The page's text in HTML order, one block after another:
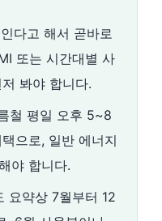
다고 해서 곧바로
또는 시간대별 사
봐야 합니다.
철 평일 오후 5~8
으로, 일반 에너지
야 합니다.
요약상 7월부터 12